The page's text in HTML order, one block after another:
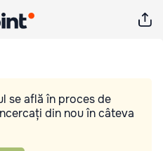
se află în proces de
din nou în câteva